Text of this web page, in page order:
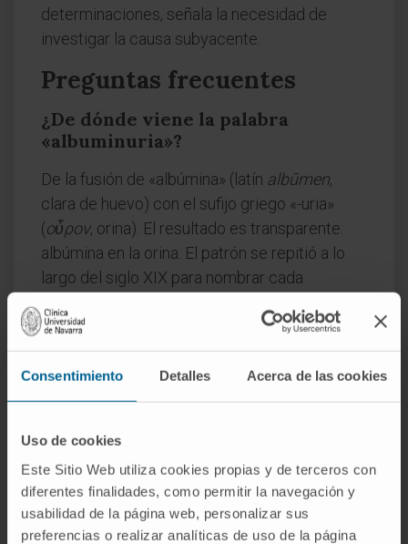
Consentimiento Detalles Acerca de las cookies
Uso de cookies
Este Sitio Web utiliza cookies propias y de terceros con
diferentes finalidades, como permitir la navegación y
usabilidad de la página web, personalizar sus
preferencias o realizar analíticas de uso de la página
determinaciones, señala la necesidad de
investigar la causa subyacente.
Preguntas frecuentes
¿De dónde viene la palabra
«albuminuria»?
De la fusión de «albúmina» (latín albūmen,
clara de huevo) con el sufijo griego «-uria»
(οὖρον, orina). El resultado es transparente:
albúmina en la orina. El patrón se repitió a lo
largo del siglo XIX para nombrar cada
en el sedimento urinario.
¿Es lo mismo albuminuria que
proteinuria?
presencia de cualquier proteína en la orina; la
albuminuria se limita a la albúmina. En la
práctica, como la albúmina constituye la
mayor parte de las proteínas que escapan por